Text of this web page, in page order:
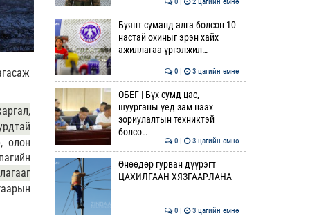
олон
Буянт суманд алга болсон 10
настай охиныг эрэн хайх
ажиллагаа үргэлжил…
0 | 3 цагийн өмнө
ОБЕГ | Бүх сумд цас,
шуурганы үед зам нээх
зориулалтын техниктэй
болсо…
0 | 3 цагийн өмнө
Өнөөдөр гурван дүүрэгт
ЦАХИЛГААН ХЯЗГААРЛАНА
0 | 3 цагийн өмнө